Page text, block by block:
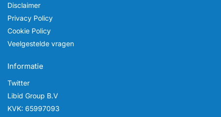
Disclaimer
Privacy Policy
Cookie Policy
Veelgestelde vragen
Informatie
Twitter
Libid Group B.V
KVK: 65997093